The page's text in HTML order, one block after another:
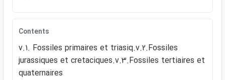
Contents
v.1. Fossiles primaires et triasiq.v.2.Fossiles
jurassiques et cretaciques.v.3.Fossiles tertiaires et
quaternaires